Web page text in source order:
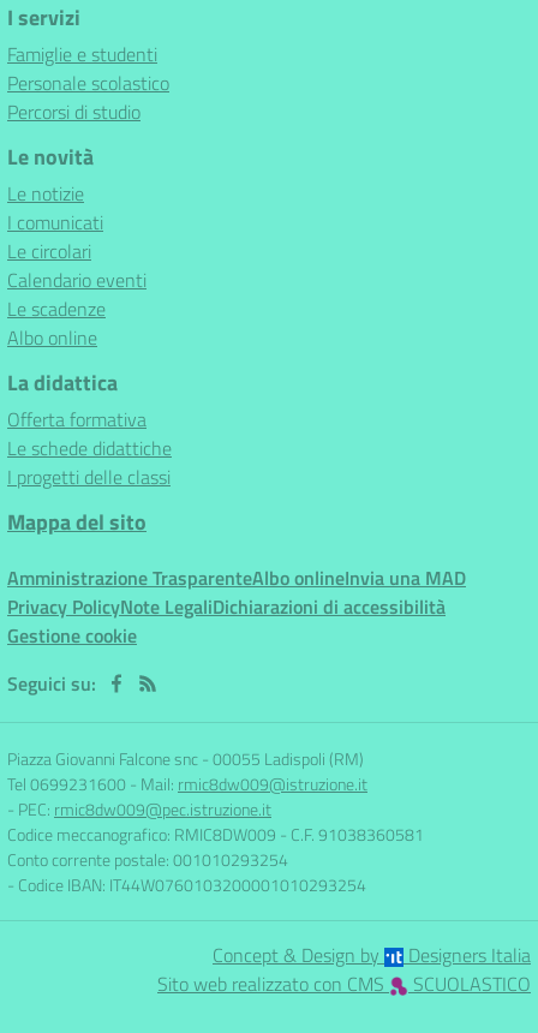
I servizi
Famiglie e studenti
Personale scolastico
Percorsi di studio
Le novità
Le notizie
I comunicati
Le circolari
Calendario eventi
Le scadenze
Albo online
La didattica
Offerta formativa
Le schede didattiche
I progetti delle classi
Mappa del sito
Amministrazione TrasparenteAlbo onlineInvia una MAD
Privacy PolicyNote LegaliDichiarazioni di accessibilità
Gestione cookie
Seguici su:
Piazza Giovanni Falcone snc-00055 Ladispoli (RM)
Tel 0699231600 - Mail: rmic8dw009@istruzione.it
- PEC: rmic8dw009@pec.istruzione.it
Codice meccanografico: RMIC8DW009 - C.F. 91038360581
Conto corrente postale: 001010293254
- Codice IBAN: IT44W0760103200001010293254
Concept & Design by
Designers Italia
Sito web realizzato con CMS
SCUOLASTICO